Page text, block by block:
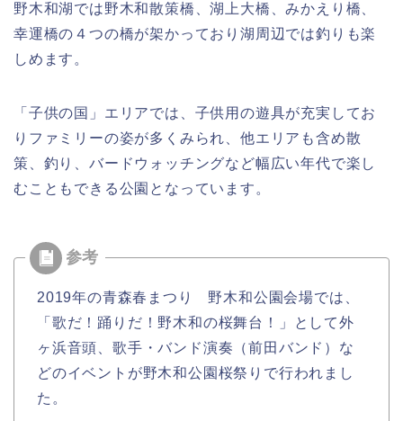
野木和湖では野木和散策橋、湖上大橋、みかえり橋、
幸運橋の４つの橋が架かっており湖周辺では釣りも楽
しめます。
「子供の国」エリアでは、子供用の遊具が充実してお
りファミリーの姿が多くみられ、他エリアも含め散
策、釣り、バードウォッチングなど幅広い年代で楽し
むこともできる公園となっています。
2019年の青森春まつり 野木和公園会場では、
「歌だ！踊りだ！野木和の桜舞台！」として外
ヶ浜音頭、歌手・バンド演奏（前田バンド）な
どのイベントが野木和公園桜祭りで行われまし
た。